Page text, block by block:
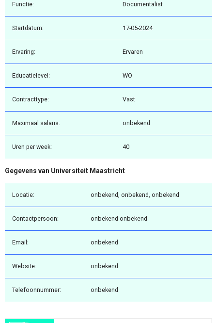
Functie: Documentalist
Startdatum: 17-05-2024
Ervaring: Ervaren
Educatielevel: WO
Contracttype: Vast
Maximaal salaris: onbekend
Uren per week: 40
Gegevens van Universiteit Maastricht
Locatie: onbekend, onbekend, onbekend
Contactpersoon: onbekend onbekend
Email: onbekend
Website: onbekend
Telefoonnummer: onbekend